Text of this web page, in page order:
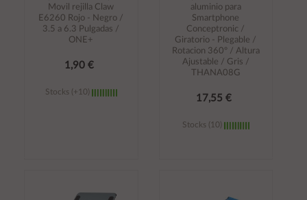
Movil rejilla Claw
E6260 Rojo - Negro /
3.5 a 6.3 Pulgadas /
ONE+
1,90 €
Stocks (+10)
carrito
aluminio para
Smartphone
Conceptronic /
Giratorio - Plegable /
Rotacion 360º / Altura
Ajustable / Gris /
THANA08G
17,55 €
Stocks (10)